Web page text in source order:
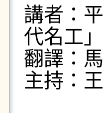
講者：
代名工」
翻譯：
主持：